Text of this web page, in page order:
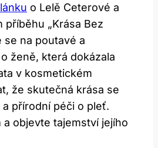
o Lelě Ceterové a
příběhu „Krása Bez
se na poutavé a
ženě, která dokázala
v kosmetickém
že skutečná krása se
přírodní péči o pleť.
a objevte tajemství jejího